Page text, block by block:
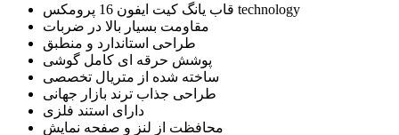
قاب یانگ کیت ایفون 16 پرومکس technology
مقاومت بسیار بالا در ضربات
طراحی استاندارد و منطبق
پوشش حرقه ای کامل گوشی
ساخته شده از متریال تخصصی
طراحی جذاب ترند بازار جهانی
محافظت از لنز و صفحه نمایش